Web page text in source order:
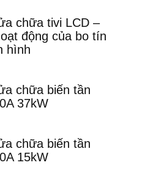
chữa tivi LCD –
động của bo tín
hình
chữa biến tần
37kW
chữa biến tần
15kW